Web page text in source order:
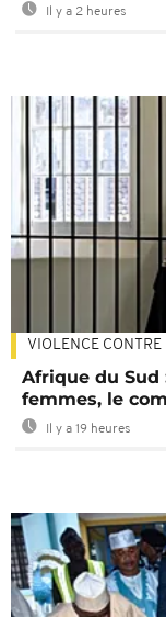
Il y a 2 heures
VIOLENCE CONTRE
Afrique du Sud
femmes, le
Il y a 19 heures